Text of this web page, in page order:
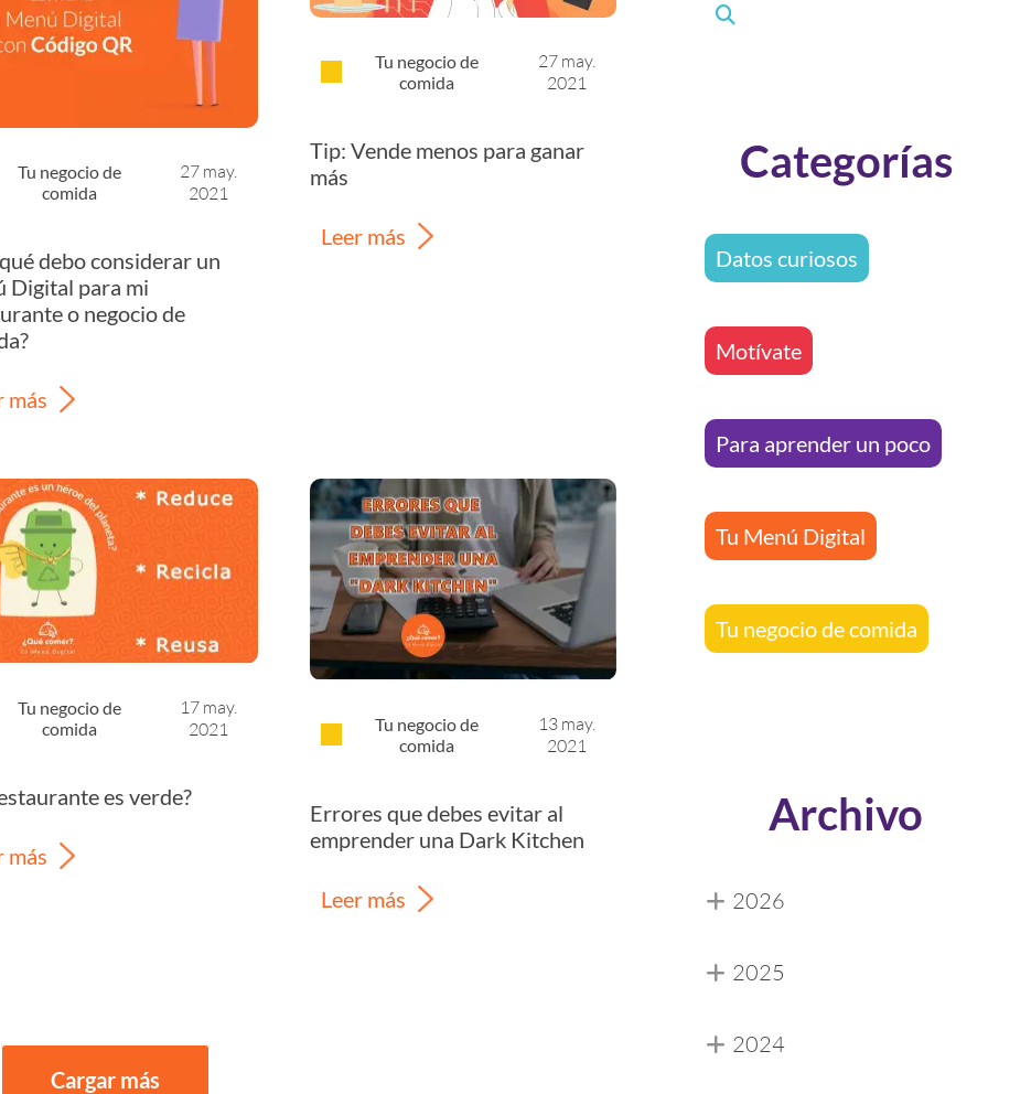
Tu negocio de
comida
27 may.
2021
debo considerar un
Digital para mi
o negocio de
más
Tu negocio de
comida
27 may.
2021
Tip: Vende menos para ganar
más
Leer más
Tu negocio de
comida
17 may.
2021
es verde?
más
Tu negocio de
comida
13 may.
2021
Errores que debes evitar al
emprender una Dark Kitchen
Leer más
Cargar más
Categorías
Datos curiosos
Motívate
Para aprender un poco
Tu Menú Digital
Tu negocio de comida
Archivo
2026
2025
2024